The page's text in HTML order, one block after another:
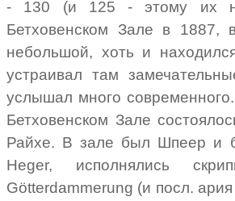
- 130 (и 125 - этому их
Бетховенском Зале в 1887,
небольшой, хоть и
устраивал там
услышал много
Бетховенском Зале
Райхе. В зале был Шпеер и
Heger, исполнялись
Götterdammerung (и посл.